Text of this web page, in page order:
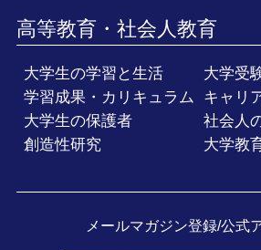
高等教育・社会人教育
大学生の学習と生活
大学受
学習成果・カリキュラム
キャリ
大学生の保護者
社会人
創造性研究
大学教
メールマガジン登録/公式